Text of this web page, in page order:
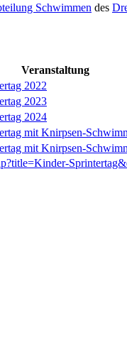
Schwimmen des
Veranstaltung
2022
2023
2024
mit Knirpsen-
mit Knirpsen-